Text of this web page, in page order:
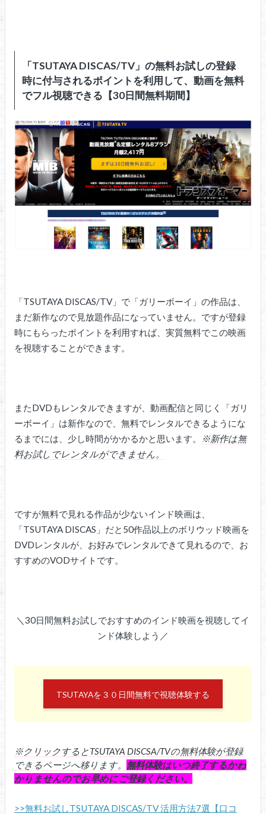
「TSUTAYA DISCAS/TV」の無料お試しの登録
時に付与されるポイントを利用して、動画を無料
でフル視聴できる【30日間無料期間】
「TSUTAYA DISCAS/TV」で「ガリーボーイ」の作品は、
まだ新作なので見放題作品になっていません。ですが登録
時にもらったポイントを利用すれば、実質無料でこの映画
を視聴することができます。
またDVDもレンタルできますが、動画配信と同じく「ガリ
ーボーイ」は新作なので、無料でレンタルできるようにな
るまでには、少し時間がかかるかと思います。
※新作は無
料お試しでレンタルができません。
ですが無料で見れる作品が少ないインド映画は、
「TSUTAYA DISCAS」だと50作品以上のボリウッド映画を
DVDレンタルが、お好みでレンタルできて見れるので、お
すすめのVODサイトです。
＼30日間無料お試しでおすすめのインド映画を視聴してイ
ンド体験しよう／
TSUTAYAを３０日間無料で視聴体験する
※クリックするとTSUTAYA DISCSA/TVの無料体験が登録
できるページへ移ります。 無料体験はいつ終了するかわ
かりませんのでお早めにご登録ください。
>>無料お試しTSUTAYA DISCAS/TV 活用方法7選【口コ